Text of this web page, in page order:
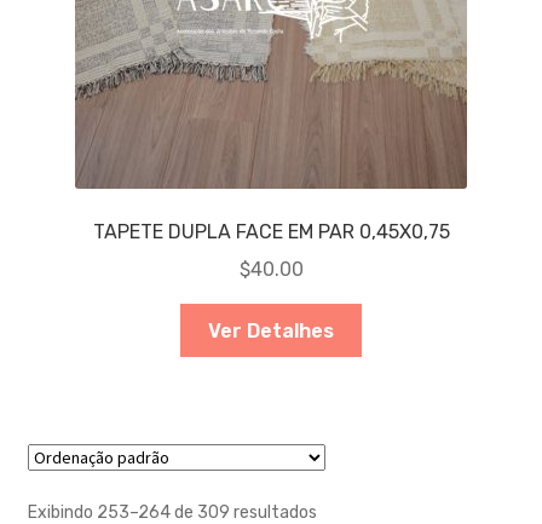
TAPETE DUPLA FACE EM PAR 0,45X0,75
$40.00
Ver Detalhes
Exibindo 253–264 de 309 resultados